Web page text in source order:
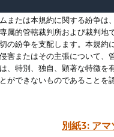
または本規約に関する紛争
属的管轄裁判所および裁判
の紛争を支配します。本規
害またはその主張について
、特別、独自、顕著な特徴
ができないものであることを
別紙3: ア